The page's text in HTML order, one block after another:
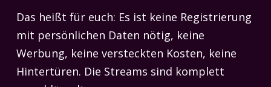
Das heißt für euch: Es ist keine Registrierung
mit persönlichen Daten nötig, keine
Werbung, keine versteckten Kosten, keine
Hintertüren. Die Streams sind komplett